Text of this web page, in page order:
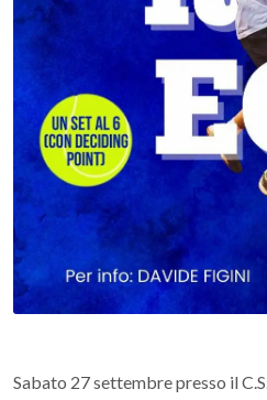
Sabato 27 settembre presso il